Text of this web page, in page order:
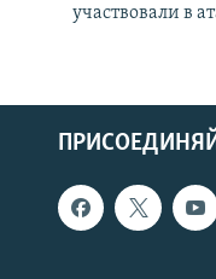
участвовали в